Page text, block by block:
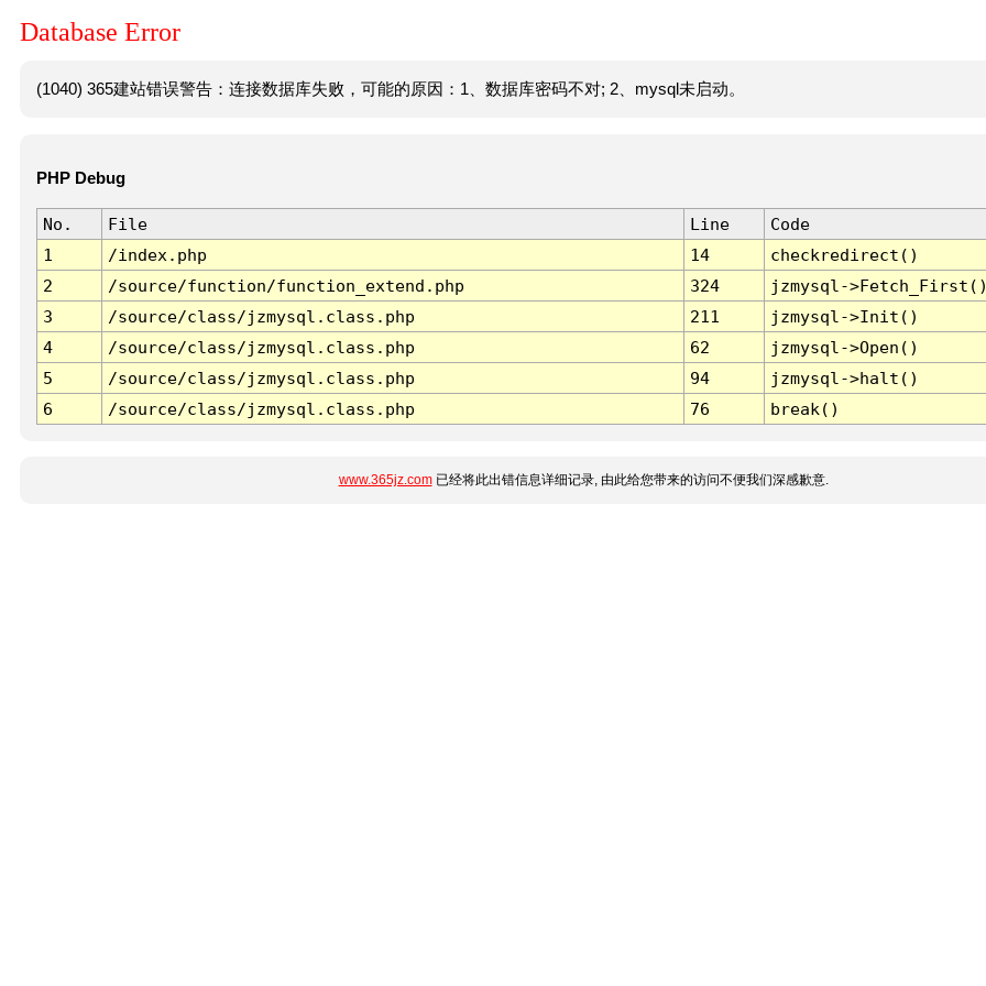
Database Error
(1040) 365建站错误警告：连接数据库失败，可能的原因：1、数据库密码不对; 2、mysql未启动。
PHP Debug
No. File Line
Code
1
/index.php 14
checkredirect()
2
/source/function/function_extend.php 324
jzmysql-
3
/source/class/jzmysql.class.php 211
jzmysql->Init()
4
/source/class/jzmysql.class.php 62
jzmysql->Open()
5
/source/class/jzmysql.class.php 94
jzmysql->halt()
6
/source/class/jzmysql.class.php 76 break()
www.365jz.com已经将此出错信息详细记录, 由此给您带来的访问不便我们深感歉意.